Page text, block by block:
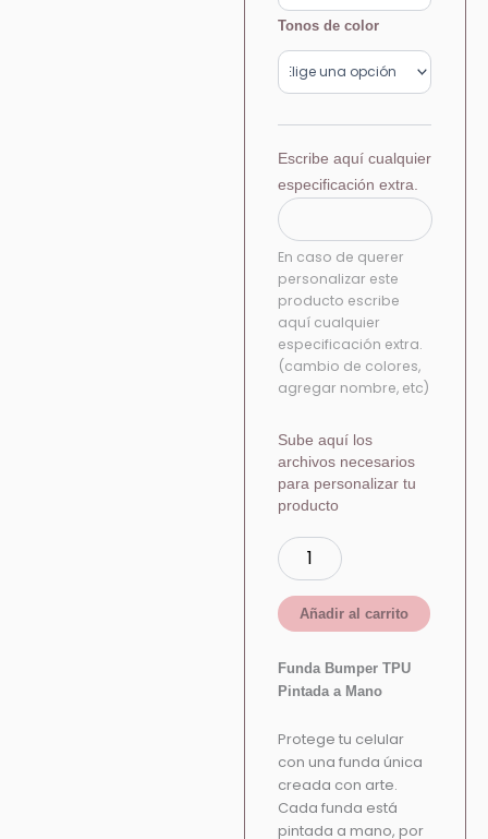
$390.00
Tonos de color
Escribe aquí cualquier
especificación extra.
En caso de querer
personalizar este
producto escribe
aquí cualquier
especificación extra.
(cambio de colores,
agregar nombre, etc)
Sube aquí los
archivos necesarios
para personalizar tu
producto
Añadir al carrito
Funda Bumper TPU
Pintada a Mano
Protege tu celular
con una funda única
creada con arte.
Cada funda está
pintada a mano, por